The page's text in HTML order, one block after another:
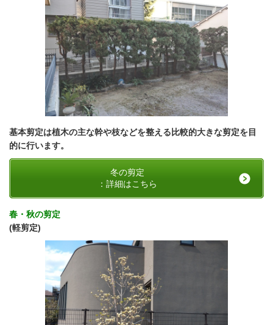
基本剪定は植木の主な幹や枝などを整える比較的大きな剪定を目
的に行います。
冬の剪定
：詳細はこちら
春・秋の剪定
(軽剪定)